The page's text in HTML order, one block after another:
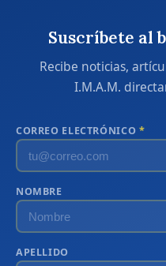
Suscríbete al
Recibe noticias,
I.M.A.M.
CORREO ELECTRÓNICO *
NOMBRE
APELLIDO